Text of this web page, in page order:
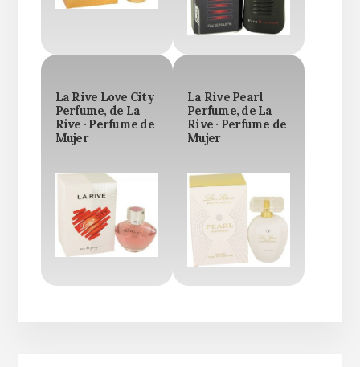
La Rive Love City
Perfume, de La
Rive · Perfume de
Mujer
La Rive Pearl
Perfume, de La
Rive · Perfume de
Mujer